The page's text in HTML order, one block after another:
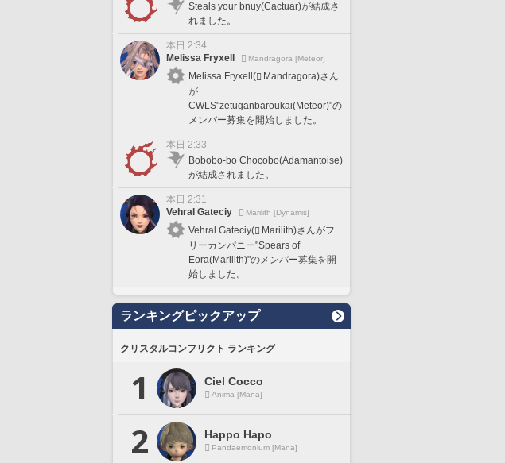
Steals your bnuy(Cactuar)が結成さ
れました。
本日 2:34
Melissa Fryxell
Mandragora [Meteor]
Melissa Fryxell(
Mandragora)さん
が
CWLS"zetuganbaroukai(Meteor)"の
メンバー募集を開始しました。
本日 2:33
Bobobo-bo Chocobo(Adamantoise)
が結成されました。
本日 2:31
Vehral Gateciy
Marilith [Dynamis]
Vehral Gateciy(
Marilith)さんがフ
リーカンパニー"Spears of
Eora(Marilith)"のメンバー募集を開
始しました。
ランキングピックアップ
クリスタルコンフリクト ランキング
1 Ciel Cocco
Anima [Mana]
2 Happo Hapo
Pandaemonium [Mana]